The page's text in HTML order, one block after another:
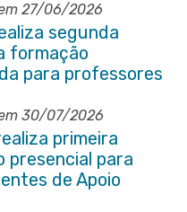
27/06/2026
segunda
formação
para professores
30/07/2026
primeira
presencial para
de Apoio